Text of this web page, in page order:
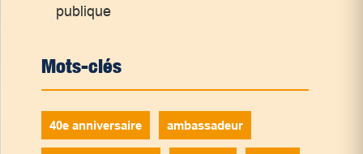
publique
Mots-clés
40e anniversaire ambassadeur